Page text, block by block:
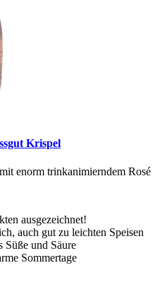
Krispel
enorm trinkanimierndem Rosé
ausgezeichnet!
auch gut zu leichten Speisen
Süße und Säure
Sommertage